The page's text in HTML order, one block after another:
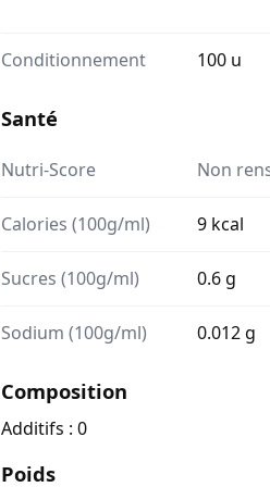
Conditionnement 100 u
Santé
Nutri-Score Non
Calories (100g/ml) 9 kcal
Sucres (100g/ml) 0.6 g
Sodium (100g/ml) 0.012 g
Composition
Additifs : 0
Poids